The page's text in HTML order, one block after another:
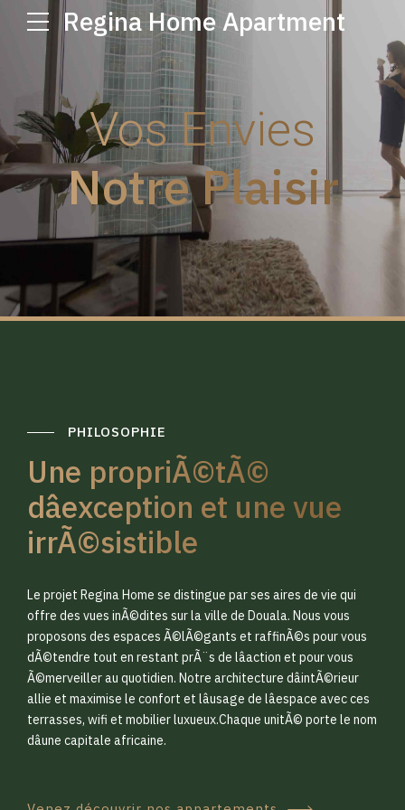
Regina Home Apartment
Vos Envies
Notre Plaisir
PHILOSOPHIE
Une propriÃ©tÃ©
dâexception et une vue
irrÃ©sistible
Le projet Regina Home se distingue par ses aires de vie qui
offre des vues inÃ©dites sur la ville de Douala. Nous vous
proposons des espaces Ã©lÃ©gants et raffinÃ©s pour vous
dÃ©tendre tout en restant prÃ¨s de lâaction et pour vous
Ã©merveiller au quotidien. Notre architecture dâintÃ©rieur
allie et maximise le confort et lâusage de lâespace avec ces
terrasses, wifi et mobilier luxueux.Chaque unitÃ© porte le nom
dâune capitale africaine.
0
1
2
3
0
1
2
3